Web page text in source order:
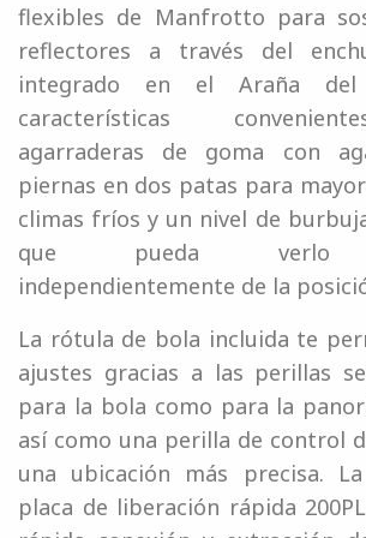
flexibles de Manfrotto para
reflectores a través del
integrado en el Araña
características
agarraderas de goma con
piernas en dos patas para
climas fríos y un nivel de
que pueda verlo
independientemente de la
La rótula de bola incluida te
ajustes gracias a las perillas
para la bola como para la
así como una perilla de control
una ubicación más precisa.
placa de liberación rápida